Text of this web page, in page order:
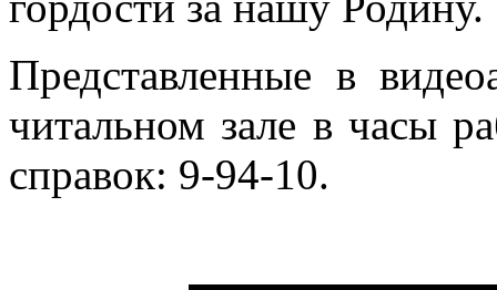
Представленные в
читальном зале в часы
справок: 9-94-10.